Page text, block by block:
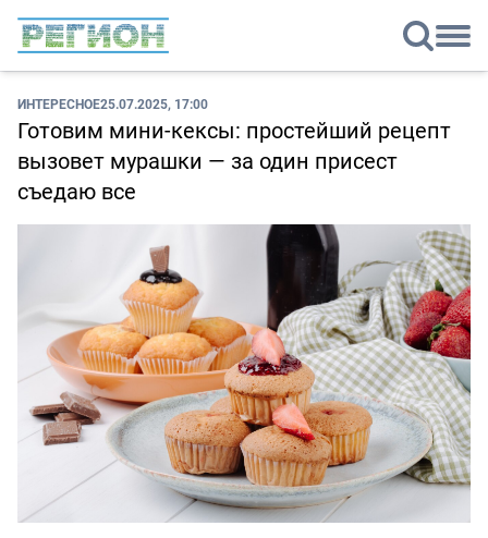
ИНТЕРЕСНОЕ25.07.2025, 17:00
Готовим мини-кексы: простейший рецепт
вызовет мурашки — за один присест
съедаю все